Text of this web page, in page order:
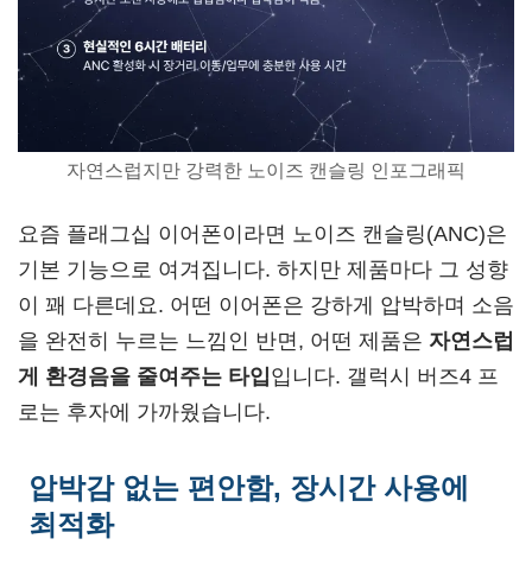
자연스럽지만 강력한 노이즈 캔슬링 인포그래픽
요즘 플래그십 이어폰이라면 노이즈 캔슬링(ANC)은
기본 기능으로 여겨집니다. 하지만 제품마다 그 성향
이 꽤 다른데요. 어떤 이어폰은 강하게 압박하며 소음
을 완전히 누르는 느낌인 반면, 어떤 제품은 자연스럽
게 환경음을 줄여주는 타입입니다. 갤럭시 버즈4 프
로는 후자에 가까웠습니다.
압박감 없는 편안함, 장시간 사용에
최적화